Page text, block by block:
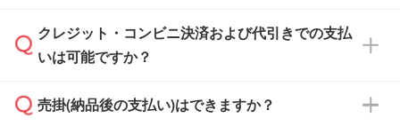
通常、翌営業日までにお送りしております。混
雑状況によっては、お時間をいただくこともご
依頼いただいた場合は、翌営業日以降のご連絡
クレジット・コンビニ決済および代引きでの支払
いは可能ですか？
銀行振込のみのご対応となります。
売掛(納品後の支払い)はできますか？